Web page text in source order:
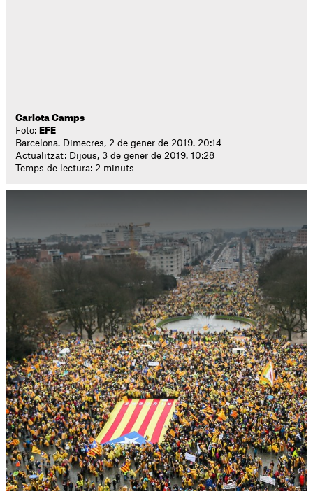
Carlota Camps
Foto: EFE
Barcelona. Dimecres, 2 de gener de 2019. 20:14
Actualitzat: Dijous, 3 de gener de 2019. 10:28
Temps de lectura: 2 minuts